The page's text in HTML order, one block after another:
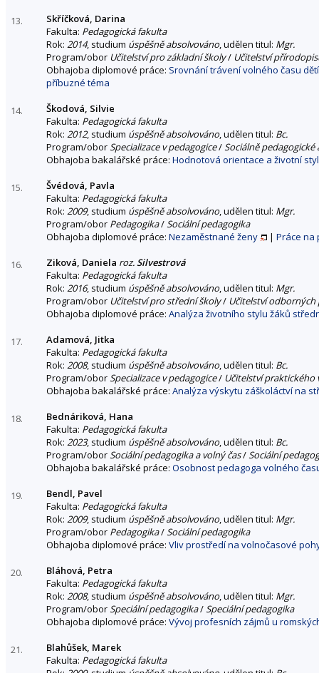
13.
Skříčková, Darina
Fakulta: Pedagogická fakulta
Rok: 2014, studium úspěšně absolvováno, udělen titul: Mgr.
Program/obor Učitelství pro základní školy/ Učitelství
Obhajoba diplomové práce: Srovnání trávení volného času
příbuzné téma
14.
Škodová, Silvie
Fakulta: Pedagogická fakulta
Rok: 2012, studium úspěšně absolvováno, udělen titul: Bc.
Program/oborSpecializace v pedagogice/Sociálně pedagogické
Obhajoba bakalářské práce: Hodnotová orientace a životní
15.
Švédová, Pavla
Fakulta: Pedagogická fakulta
Rok: 2009, studium úspěšně absolvováno, udělen titul: Mgr.
Program/obor Pedagogika/Sociální pedagogika
Obhajoba diplomové práce: Nezaměstnané ženy | Práce na
16. Ziková, Daniela roz.Silvestrová
Fakulta: Pedagogická fakulta
Rok: 2016, studium úspěšně absolvováno, udělen titul: Mgr.
Program/obor Učitelství pro střední školy/ Učitelství
Obhajoba diplomové práce: Analýza životního stylu žáků
17.
Adamová, Jitka
Fakulta: Pedagogická fakulta
Rok: 2008, studium úspěšně absolvováno, udělen titul: Bc.
Program/oborSpecializace v pedagogice/ Učitelství praktického
Obhajoba bakalářské práce: Analýza výskytu záškoláctví na
18.
Bednáriková, Hana
Fakulta: Pedagogická fakulta
Rok: 2023, studium úspěšně absolvováno, udělen titul: Bc.
Program/oborSociální pedagogika a volný čas/Sociální
Obhajoba bakalářské práce: Osobnost pedagoga volného
19.
Bendl, Pavel
Fakulta: Pedagogická fakulta
Rok: 2009, studium úspěšně absolvováno, udělen titul: Mgr.
Program/obor Pedagogika/Sociální pedagogika
Obhajoba diplomové práce: Vliv prostředí na volnočasové
20.
Bláhová, Petra
Fakulta: Pedagogická fakulta
Rok: 2008, studium úspěšně absolvováno, udělen titul: Mgr.
Program/oborSpeciální pedagogika/Speciální pedagogika
Obhajoba diplomové práce: Vývoj profesních zájmů u
21.
Blahůšek, Marek
Fakulta: Pedagogická fakulta